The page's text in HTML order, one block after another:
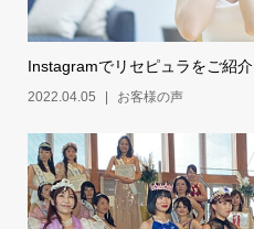
Instagramでリセピュラをご紹介
2022.04.05 お客様の声